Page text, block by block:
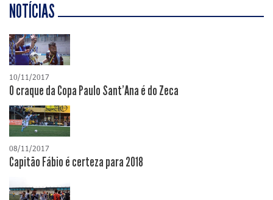
NOTÍCIAS
10/11/2017
O craque da Copa Paulo Sant'Ana é do Zeca
08/11/2017
Capitão Fábio é certeza para 2018